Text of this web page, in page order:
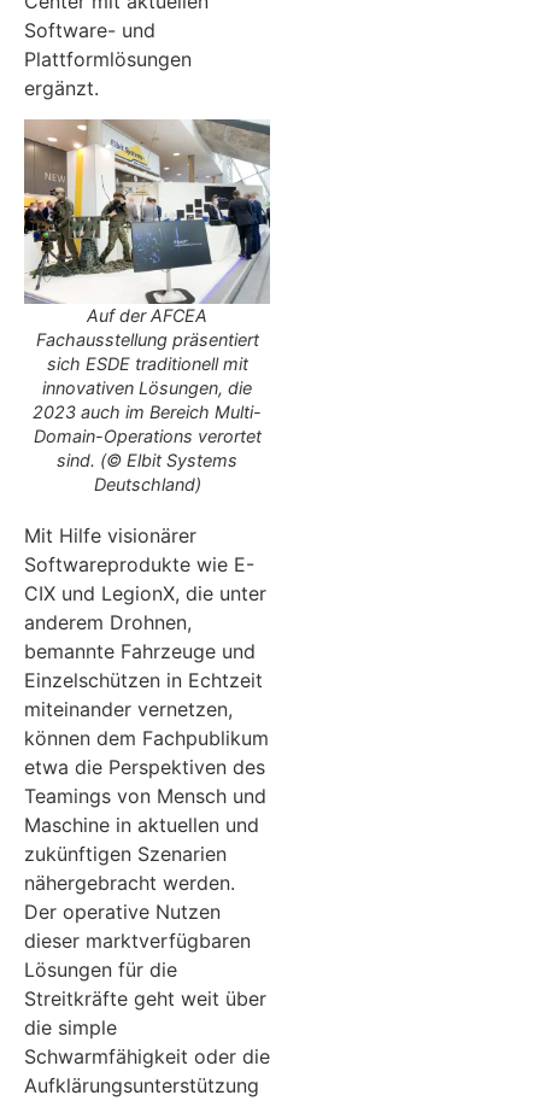
Software- und
Plattformlösungen
ergänzt.
Auf der AFCEA
Fachausstellung präsentiert
sich ESDE traditionell mit
innovativen Lösungen, die
2023 auch im Bereich Multi-
Domain-Operations verortet
sind. (© Elbit Systems
Deutschland)
Mit Hilfe visionärer
Softwareprodukte wie E-
CIX und LegionX, die unter
anderem Drohnen,
bemannte Fahrzeuge und
Einzelschützen in Echtzeit
miteinander vernetzen,
können dem Fachpublikum
etwa die Perspektiven des
Teamings von Mensch und
Maschine in aktuellen und
zukünftigen Szenarien
nähergebracht werden.
Der operative Nutzen
dieser marktverfügbaren
Lösungen für die
Streitkräfte geht weit über
die simple
Schwarmfähigkeit oder die
Aufklärungsunterstützung